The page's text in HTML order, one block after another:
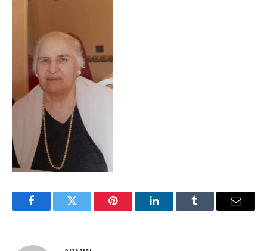
FacebookTwitter Pinterest LinkedInTumblr Email